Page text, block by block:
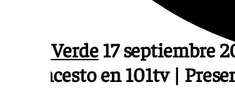
Zona Verde 17 septiembre
Baloncesto en 101tv |